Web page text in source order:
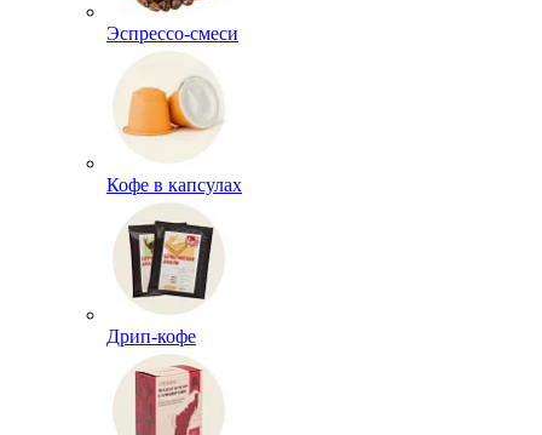
Эспрессо-смеси
Кофе в капсулах
Дрип-кофе